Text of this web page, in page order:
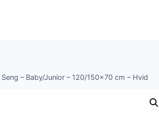
– Baby/Junior – 120/150×70 cm – Hvid